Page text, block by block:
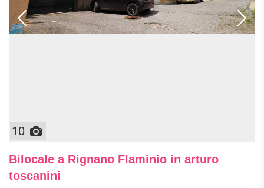
10
Bilocale a Rignano Flaminio in arturo
toscanini